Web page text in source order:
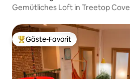
Gemütliches Loft in Treetop Cove
Beliebter Gäste-Favorit.
Gäste-Favorit